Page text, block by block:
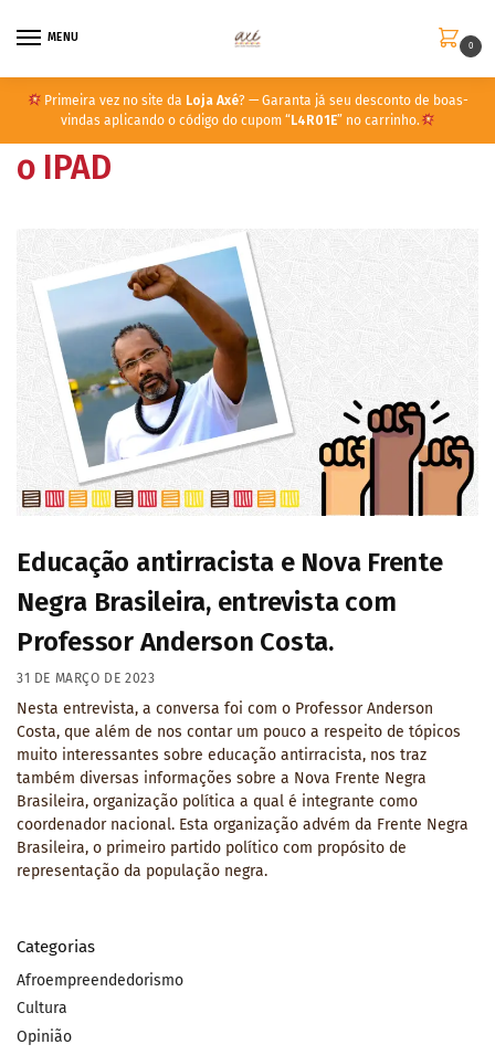
MENU
0
Primeira vez no site da Loja Axé? — Garanta já seu desconto de boas-
vindas aplicando o código do cupom “ L4R01E” no carrinho.
o IPAD
Educação antirracista e Nova Frente
Negra Brasileira, entrevista com
Professor Anderson Costa.
31 DE MARÇO DE 2023
Nesta entrevista, a conversa foi com o Professor Anderson
Costa, que além de nos contar um pouco a respeito de tópicos
muito interessantes sobre educação antirracista, nos traz
também diversas informações sobre a Nova Frente Negra
Brasileira, organização política a qual é integrante como
coordenador nacional. Esta organização advém da Frente Negra
Brasileira, o primeiro partido político com propósito de
representação da população negra.
Categorias
Afroempreendedorismo
Cultura
Opinião